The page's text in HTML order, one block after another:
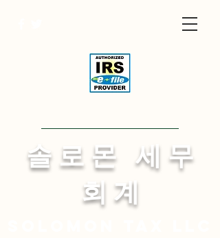
​솔 로 몬 세 무
회 계